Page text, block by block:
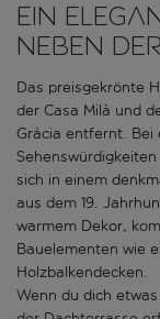
Ein
neben
Das preisgekrönte
der Casa Milà und
Gràcia entfernt. Bei
sich in einem
aus dem 19.
warmem Dekor,
Bauelementen wie
Holzbalkendecken.
Wenn du dich